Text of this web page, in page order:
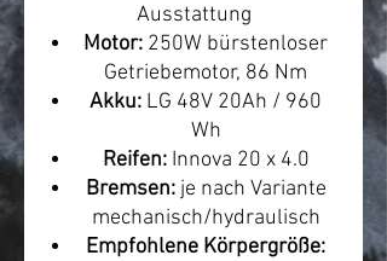
Ausstattung
Motor: 250W bürstenloser
Getriebemotor, 86 Nm
Akku: LG 48V 20Ah / 960
Wh
Reifen:Innova 20 x 4.0
Bremsen:je nach Variante
mechanisch/hydraulisch
Empfohlene Körpergröße: